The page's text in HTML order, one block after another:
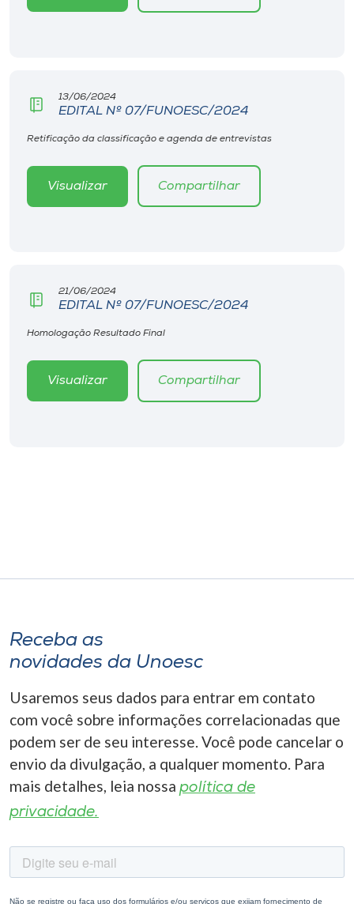
13/06/2024
EDITAL Nº 07/FUNOESC/2024
Retificação da classificação e agenda de entrevistas
Visualizar Compartilhar
21/06/2024
EDITAL Nº 07/FUNOESC/2024
Homologação Resultado Final
Visualizar Compartilhar
Receba as
novidades da Unoesc
Usaremos seus dados para entrar em contato
com você sobre informações correlacionadas que
podem ser de seu interesse. Você pode cancelar o
envio da divulgação, a qualquer momento. Para
mais detalhes, leia nossa política de
privacidade.